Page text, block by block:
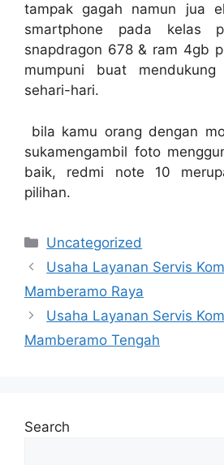
tampak gagah namun jua
smartphone pada kelas
snapdragon 678 & ram 4gb
mumpuni buat
sehari-hari.
bila kamu orang dengan
sukamengambil foto
baik, redmi note 10
pilihan.
Categories
Uncategorized
Usaha Layanan Servis
Mamberamo Raya
Usaha Layanan Servis
Mamberamo Tengah
Search